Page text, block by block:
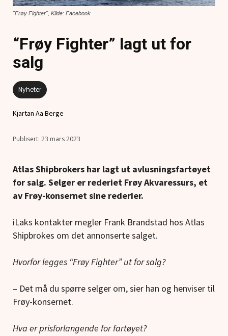
"Frøy Fighter", Kilde: Facebook
“Frøy Fighter” lagt ut for
salg
Nyheter
Kjartan Aa Berge
23 mars 2023
Atlas Shipbrokers har lagt ut avlusningsfartøyet
for salg. Selger er rederiet Frøy Akvaressurs, et
av Frøy-konsernet sine rederier.
iLaks kontakter megler Frank Brandstad hos Atlas
Shipbrokes om det annonserte salget.
Hvorfor legges “Frøy Fighter” ut for salg?
– Det må du spørre selger om, sier han og henviser til
Frøy-konsernet.
Hva er prisforlangende for fartøyet?